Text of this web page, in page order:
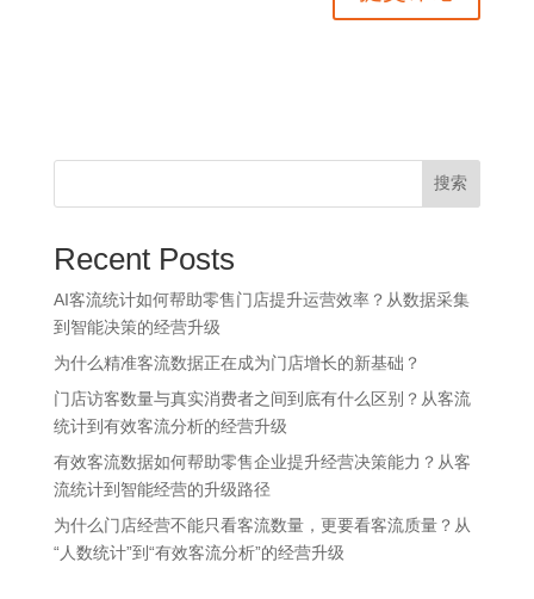
搜索
Recent Posts
AI客流统计如何帮助零售门店提升运营效率？从数据采集
到智能决策的经营升级
为什么精准客流数据正在成为门店增长的新基础？
门店访客数量与真实消费者之间到底有什么区别？从客流
统计到有效客流分析的经营升级
有效客流数据如何帮助零售企业提升经营决策能力？从客
流统计到智能经营的升级路径
为什么门店经营不能只看客流数量，更要看客流质量？从
“人数统计”到“有效客流分析”的经营升级